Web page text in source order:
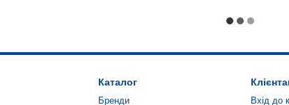
Каталог
Бренди Вхід до